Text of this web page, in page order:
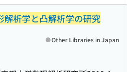
解析学と凸解析学の研究
Other Libraries in Japan